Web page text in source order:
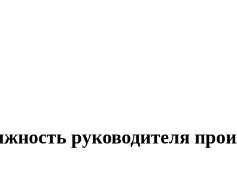
руководителя